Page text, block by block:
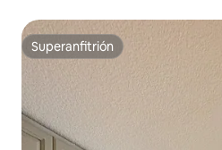
Superanfitrión
Superanfitrión